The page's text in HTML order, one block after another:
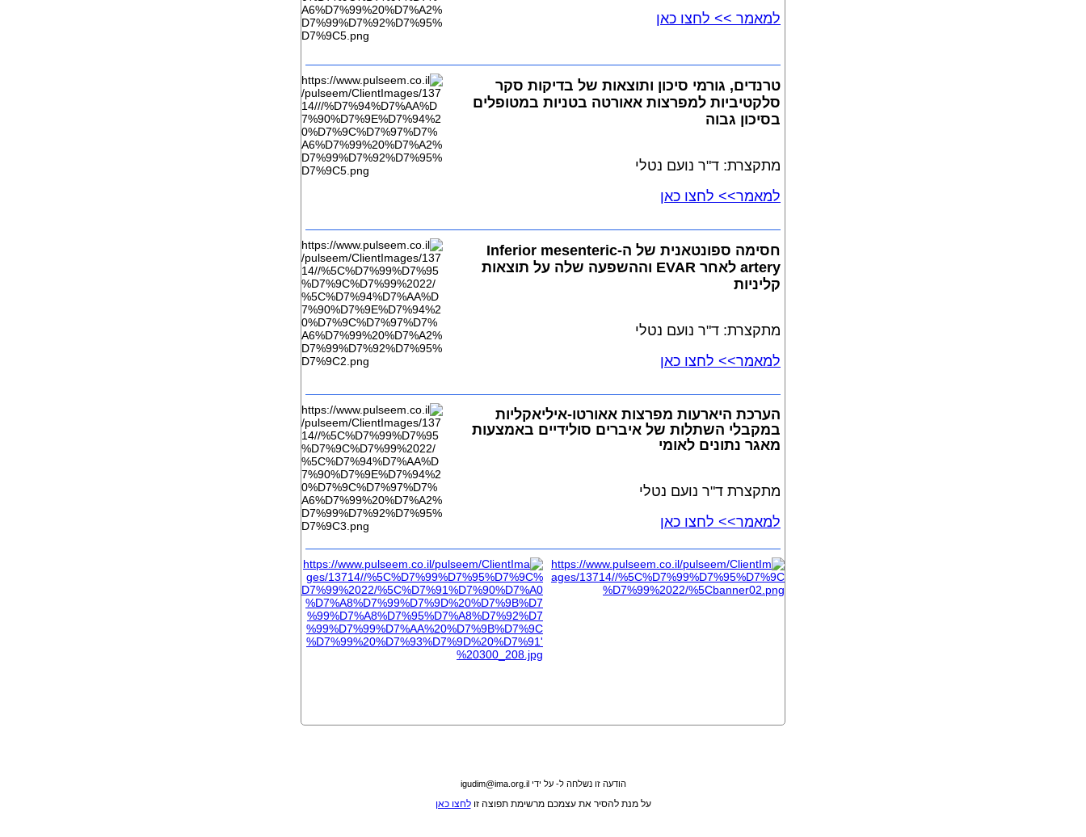
למאמר >> לחצו כאן
טרנדים, גורמי סיכון ותוצאות של בדיקות סקר
סלקטיביות למפרצות אאורטה בטניות במטופלים
בסיכון גבוה
מתקצרת: ד"ר נועם נטלי
למאמר>> לחצו כאן
חסימה ספונטאנית של ה-Inferior mesenteric
artery לאחר EVAR וההשפעה שלה על תוצאות
קליניות
מתקצרת: ד"ר נועם נטלי
למאמר>> לחצו כאן
הערכת היארעות מפרצות אאורטו-איליאקליות
במקבלי השתלות של איברים סולידיים באמצעות
מאגר נתונים לאומי
מתקצרת ד"ר נועם נטלי
למאמר>> לחצו כאן
הודעה זו נשלחה ל- על ידי igudim@ima.org.il
על מנת להסיר את עצמכם מרשימת תפוצה זו לחצו כאן